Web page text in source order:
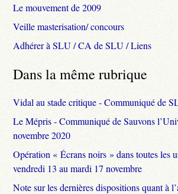
Le mouvement de 2009
Veille masterisation/ concours
Adhérer à SLU / CA de SLU / Liens
Dans la même rubrique
Vidal au stade critique - Communiqué de
Le Mépris - Communiqué de Sauvons
novembre 2020
Opération « Écrans noirs » dans toutes les
vendredi 13 au mardi 17 novembre
Note sur les dernières dispositions quant à